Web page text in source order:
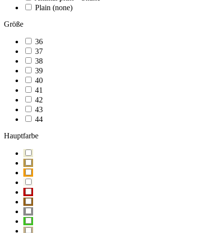
Plain (none)
Größe
36
37
38
39
40
41
42
43
44
Hauptfarbe